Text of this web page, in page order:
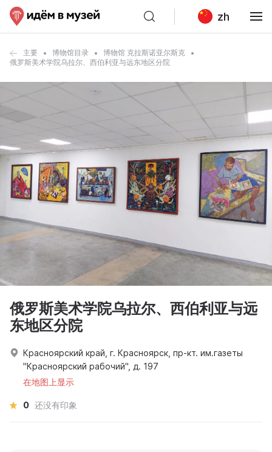
zh
主要 博物馆目录
博物馆 克拉斯诺亚尔斯克
俄罗斯美术学院乌拉尔、西伯利亚与远东地区分院
俄罗斯美术学院乌拉尔、西伯利亚与远
东地区分院
Красноярский край, г. Красноярск, пр-кт. им.газеты
"Красноярский рабочий", д. 197
在地图上显示
0 还没有印象